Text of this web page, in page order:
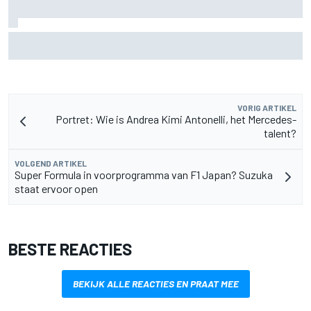
VORIG ARTIKEL
Portret: Wie is Andrea Kimi Antonelli, het Mercedes-
talent?
VOLGEND ARTIKEL
Super Formula in voorprogramma van F1 Japan? Suzuka
staat ervoor open
BESTE REACTIES
BEKIJK ALLE REACTIES EN PRAAT MEE